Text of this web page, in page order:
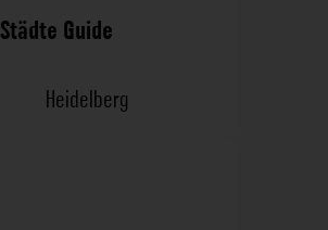
Städte Guide
Heidelberg